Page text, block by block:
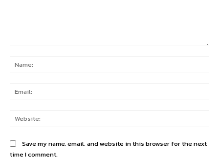
Save my name, email, and website in this browser for the next
time I comment.